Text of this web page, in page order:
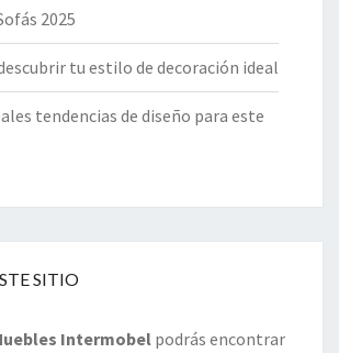
2025
tu estilo de decoración ideal
tendencias de diseño para este
SITIO
Intermobel podrás encontrar